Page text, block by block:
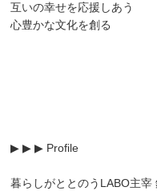
互いの幸せを応援しあう
心豊かな文化を創る
▶ ▶ ▶ Profile
暮らしがととのうLABO主宰